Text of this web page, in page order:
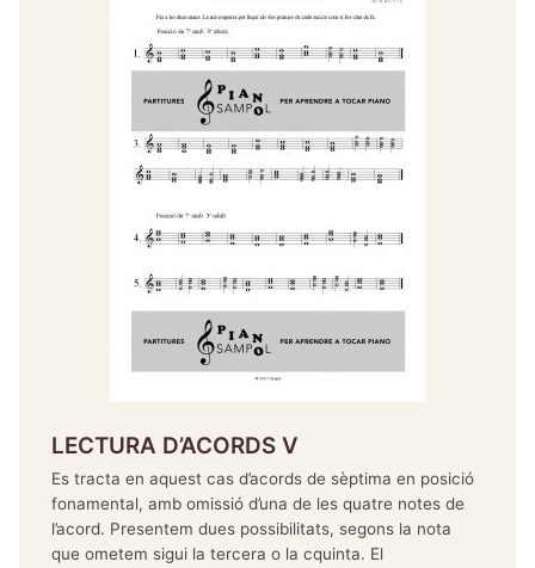
LECTURA D’ACORDS V
Es tracta en aquest cas d’acords de sèptima en posició
fonamental, amb omissió d’una de les quatre notes de
l’acord. Presentem dues possibilitats, segons la nota
que ometem sigui la tercera o la cquinta. El